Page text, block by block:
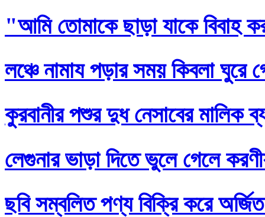
"আমি তোমাকে ছাড়া যাকে
লঞ্চে নামায পড়ার সময় কিবলা ঘুরে
কুরবানীর পশুর দুধ নেসাবের মালিক
লেগুনার ভাড়া দিতে ভুলে গেলে
ছবি সম্বলিত পণ্য বিক্রি করে